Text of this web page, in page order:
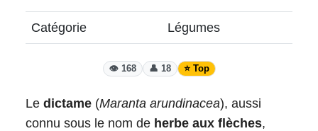
Catégorie Légumes
👁️ 168 👤 18 ⭐ Top
Le dictame (Maranta arundinacea), aussi
connu sous le nom de herbe aux flèches,